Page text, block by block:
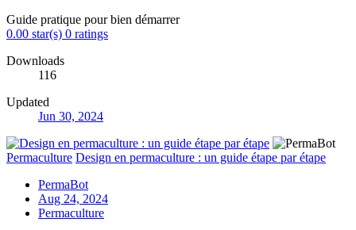
Guide pratique pour bien démarrer
0.00 star(s) 0 ratings
Downloads
116
Updated
Jun 30, 2024
Permaculture Design en permaculture : un guide étape par étape
PermaBot
Aug 24, 2024
Permaculture